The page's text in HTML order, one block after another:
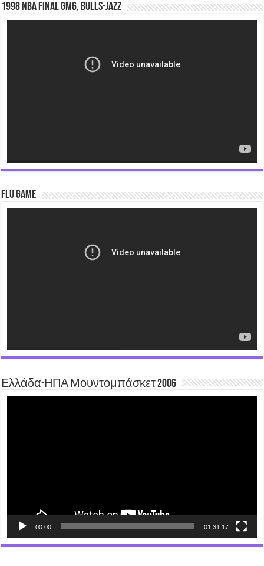
1998 NBA Final gm6, Bulls-Jazz
Flu Game
Ελλάδα-ΗΠΑ Μουντομπάσκετ 2006
00:00 01:31:17